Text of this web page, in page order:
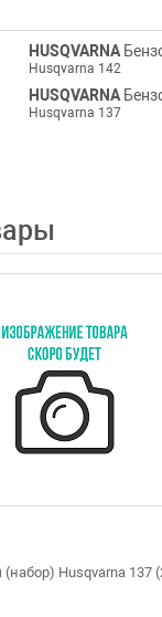
HUSQVARNA
Husqvarna 142
HUSQVARNA
Husqvarna 137
Husqvarna 137